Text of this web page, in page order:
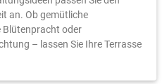
an. Ob gemütliche
oder
– lassen Sie Ihre Terrasse